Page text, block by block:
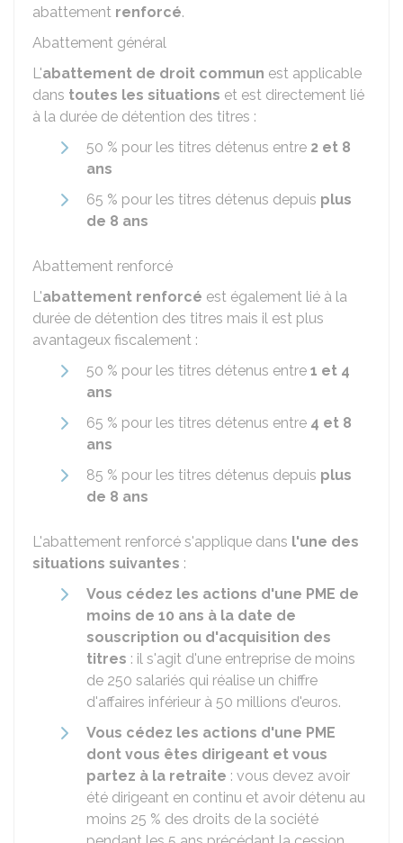
abattement renforcé.
Abattement général
L'abattement de droit commun est applicable
dans toutes les situations et est directement lié
à la durée de détention des titres :
50 % pour les titres détenus entre 2 et 8
ans
65 % pour les titres détenus depuis plus
de 8 ans
Abattement renforcé
L'abattement renforcé est également lié à la
durée de détention des titres mais il est plus
avantageux fiscalement :
50 % pour les titres détenus entre 1 et 4
ans
65 % pour les titres détenus entre 4 et 8
ans
85 % pour les titres détenus depuis plus
de 8 ans
L'abattement renforcé s'applique dans l'une des
situations suivantes :
Vous cédez les actions d'une PME de
moins de 10 ans à la date de
souscription ou d'acquisition des
titres : il s'agit d'une entreprise de moins
de 250 salariés qui réalise un chiffre
d'affaires inférieur à 50 millions d'euros.
Vous cédez les actions d'une PME
dont vous êtes dirigeant et vous
partez à la retraite : vous devez avoir
été dirigeant en continu et avoir détenu au
moins 25 % des droits de la société